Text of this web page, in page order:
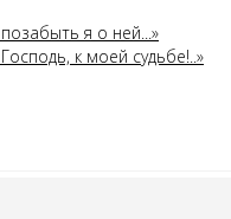
я о ней...»
к моей судьбе!..»